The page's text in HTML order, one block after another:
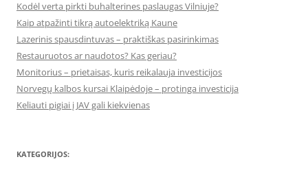
Kodėl verta pirkti buhalterines paslaugas Vilniuje?
Kaip atpažinti tikrą autoelektriką Kaune
Lazerinis spausdintuvas – praktiškas pasirinkimas
Restauruotos ar naudotos? Kas geriau?
Monitorius – prietaisas, kuris reikalauja investicijos
Norvegų kalbos kursai Klaipėdoje – protinga investicija
Keliauti pigiai į JAV gali kiekvienas
KATEGORIJOS: